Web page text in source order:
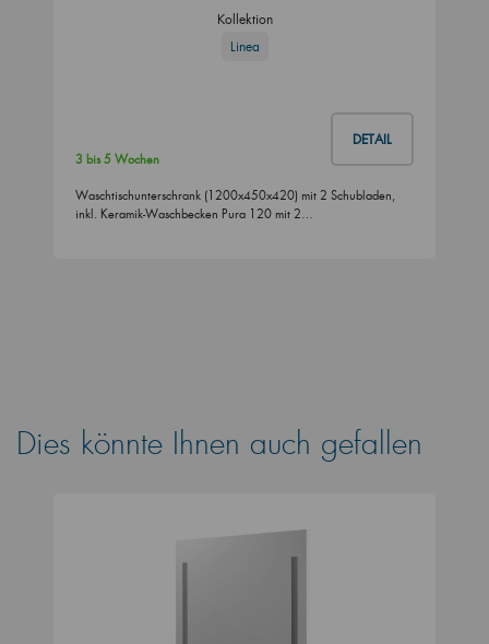
Kollektion
Linea
DETAIL
3 bis 5 Wochen
Waschtischunterschrank (1200x450x420) mit 2 Schubladen,
inkl. Keramik-Waschbecken Pura 120 mit 2…
Dies könnte Ihnen auch gefallen